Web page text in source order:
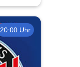
20:00 Uhr